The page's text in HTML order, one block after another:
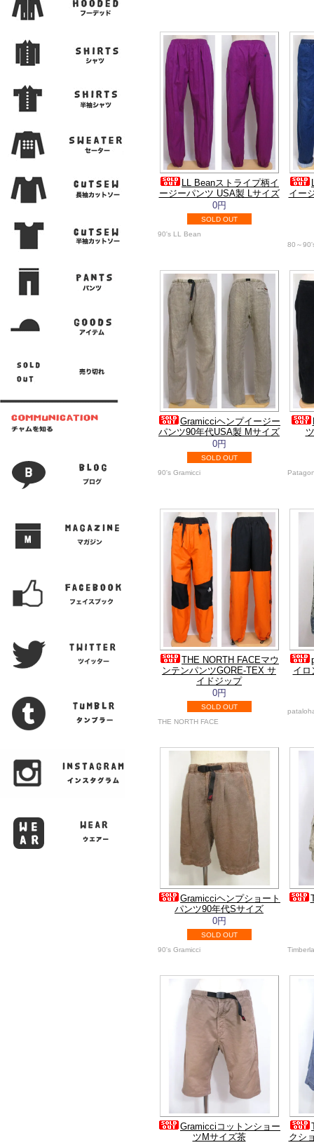
LL Beanストライプ柄イ
ージーパンツ USA製 Lサイズ
0円
SOLD OUT
90's LL Bean
イー
80～
Gramicciヘンプイージー
パンツ90年代USA製 Mサイズ
0円
SOLD OUT
90's Gramicci
THE NORTH FACEマウ
ンテンパンツGORE-TEX サ
イドジップ
0円
SOLD OUT
THE NORTH FACE
イロ
Gramicciヘンプショート
パンツ90年代Sサイズ
0円
SOLD OUT
90's Gramicci
Gramicciコットンショー
ツMサイズ茶
クシ